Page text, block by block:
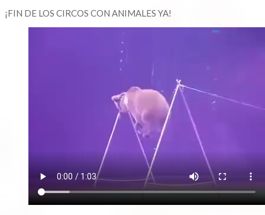
¡FIN DE LOS CIRCOS CON ANIMALES YA!